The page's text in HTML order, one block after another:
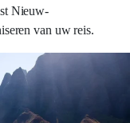
Nieuw-
van uw reis.